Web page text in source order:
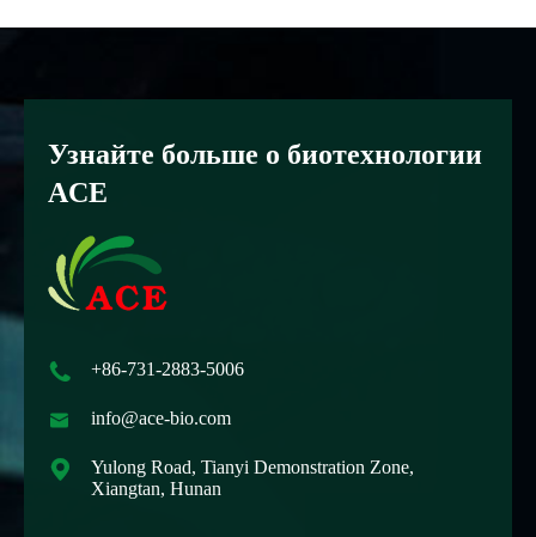
Узнайте больше о биотехнологии
ACE
 +86-731-2883-5006
 info@ace-bio.com

Yulong Road, Tianyi Demonstration Zone,
Xiangtan, Hunan